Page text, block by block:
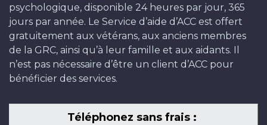
psychologique, disponible 24 heures par jour, 365
jours par année. Le Service d’aide d’ACC est offert
gratuitement aux vétérans, aux anciens membres
de la GRC, ainsi qu’à leur famille et aux aidants. Il
n’est pas nécessaire d’être un client d’ACC pour
bénéficier des services.
Téléphonez sans frais :